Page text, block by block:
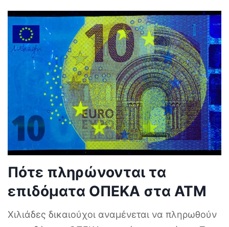
Πότε πληρώνονται τα
επιδόματα ΟΠΕΚΑ στα ΑΤΜ
Χιλιάδες δικαιούχοι αναμένεται να πληρωθούν